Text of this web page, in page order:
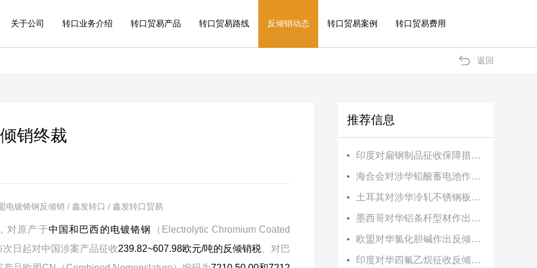
关于公司 转口业务介绍 转口贸易产品 转口贸易路线 反倾销动态 转口贸易案例 转口贸易费用
返回
销终裁
电镀铬钢反倾销 / 鑫发转口 / 鑫发转口贸易
对原产于中国和巴西的电镀铬钢
（Electrolytic Chromium Coated
日起对中国涉案产品征收239.82~607.98欧元/吨的反倾销税 、对巴
推荐信息
印度对扁钢制品征收保障措施税
海合会对涉华铅酸蓄电池作出反倾销终裁
土耳其对涉华冷轧不锈钢板卷作出反倾销终裁
墨西哥对华铝条杆型材作出反倾销初裁
欧盟对华氯化胆碱作出反倾销终裁
印度对华四氟乙烷征收反倾销税